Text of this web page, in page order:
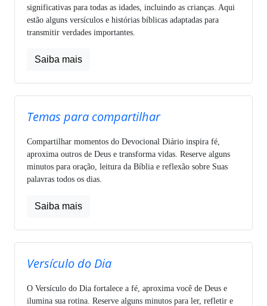
significativas para todas as idades, incluindo as crianças. Aqui
estão alguns versículos e histórias bíblicas adaptadas para
transmitir verdades importantes.
Saiba mais
Temas para compartilhar
Compartilhar momentos do Devocional Diário inspira fé,
aproxima outros de Deus e transforma vidas. Reserve alguns
minutos para oração, leitura da Bíblia e reflexão sobre Suas
palavras todos os dias.
Saiba mais
Versículo do Dia
O Versículo do Dia fortalece a fé, aproxima você de Deus e
ilumina sua rotina. Reserve alguns minutos para ler, refletir e